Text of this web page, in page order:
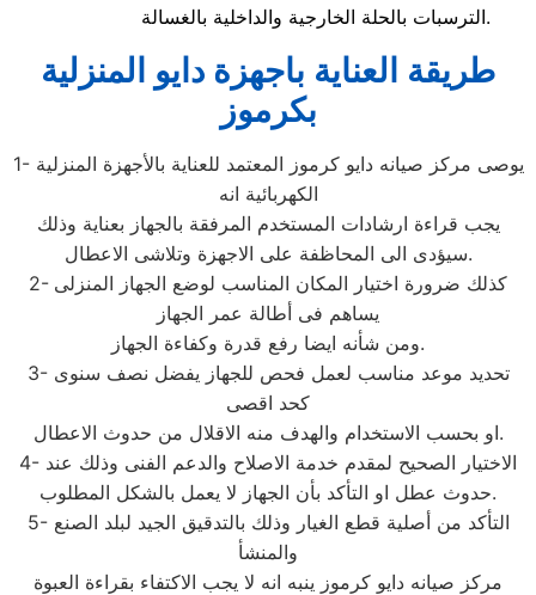
الترسبات بالحلة الخارجية والداخلية بالغسالة.
طريقة العناية باجهزة دايو المنزلية
بكرموز
1- يوصى مركز صيانه دايو كرموز المعتمد للعناية بالأجهزة المنزلية
الكهربائية انه
يجب قراءة ارشادات المستخدم المرفقة بالجهاز بعناية وذلك
سيؤدى الى المحاظفة على الاجهزة وتلاشى الاعطال.
2- كذلك ضرورة اختيار المكان المناسب لوضع الجهاز المنزلى
يساهم فى أطالة عمر الجهاز
ومن شأنه ايضا رفع قدرة وكفاءة الجهاز.
3- تحديد موعد مناسب لعمل فحص للجهاز يفضل نصف سنوى
كحد اقصى
او بحسب الاستخدام والهدف منه الاقلال من حدوث الاعطال.
4- الاختيار الصحيح لمقدم خدمة الاصلاح والدعم الفنى وذلك عند
حدوث عطل او التأكد بأن الجهاز لا يعمل بالشكل المطلوب.
5- التأكد من أصلية قطع الغيار وذلك بالتدقيق الجيد لبلد الصنع
والمنشأ
مركز صيانه دايو كرموز ينبه انه لا يجب الاكتفاء بقراءة العبوة